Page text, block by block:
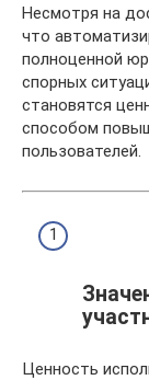
Несмотря на
что
полноценной
спорных
становятся
способом
пользователей.
Ценность